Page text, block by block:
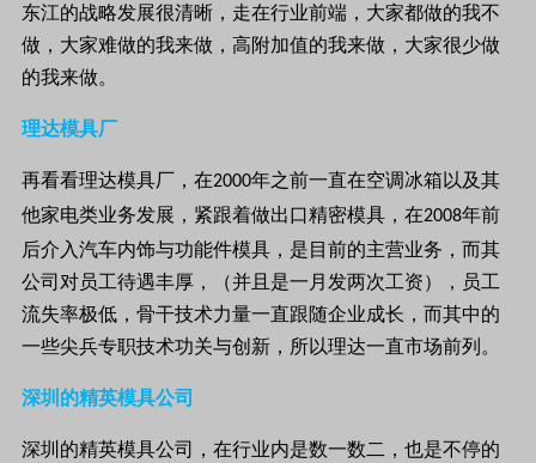
东江的战略发展很清晰，走在行业前端，大家都做的我不
做，大家难做的我来做，高附加值的我来做，大家很少做
的我来做。
理达模具厂
再看看理达模具厂，在2000年之前一直在空调冰箱以及其
他家电类业务发展，紧跟着做出口精密模具，在2008年前
后介入汽车内饰与功能件模具，是目前的主营业务，而其
公司对员工待遇丰厚，（并且是一月发两次工资），员工
流失率极低，骨干技术力量一直跟随企业成长，而其中的
一些尖兵专职技术功关与创新，所以理达一直市场前列。
深圳的精英模具公司
深圳的精英模具公司，在行业内是数一数二，也是不停的